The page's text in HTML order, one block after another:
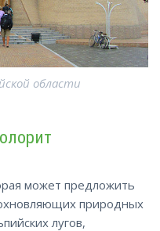
области
может предложить
природных
лугов,